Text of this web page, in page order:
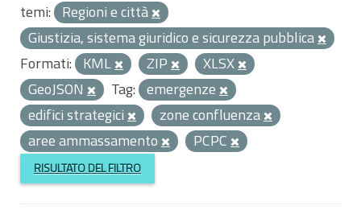
temi: Regioni e città
Giustizia, sistema giuridico e sicurezza pubblica
Formati: KML ZIP
XLSX
GeoJSON
Tag: emergenze
edifici strategici
zone confluenza
aree ammassamento
PCPC
RISULTATO DEL FILTRO